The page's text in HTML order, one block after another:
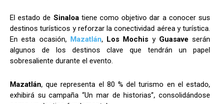
El estado de Sinaloa tiene como objetivo dar a conocer sus
destinos turísticos y reforzar la conectividad aérea y turística.
En esta ocasión, Mazatlán, Los Mochis y Guasave serán
algunos de los destinos clave que tendrán un papel
sobresaliente durante el evento.
Mazatlán, que representa el 80 % del turismo en el estado,
exhibirá su campaña “Un mar de historias”, consolidándose